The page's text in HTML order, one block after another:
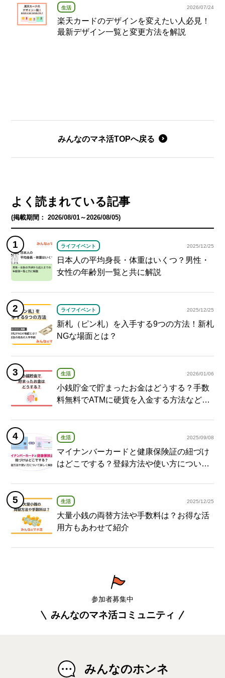
生活 2026/07/24
楽天カードのデザインを変えたい人必見！
最新デザイン一覧と変更方法を解説
みんなのマネ活TOPへ戻る
よく読まれている記事
(掲載期間： 2026/08/01～2026/08/05)
ライフイベント 2025/12/25
日本人の平均身長・体重はいくつ？男性・
女性の年齢別一覧と共に解説
ライフイベント 2025/12/25
新札（ピン札）を入手する9つの方法！新札
NGな場面とは？
生活 2026/01/06
小銭貯金で貯まったお金はどうする？手数
料無料でATMに硬貨を入金する方法など紹
生活 2025/09/08
マイナンバーカードと健康保険証の紐づけ
はどこでする？登録方法や使い方について
生活 2025/12/25
大量小銭の両替方法や手数料は？お得な活
用方もあわせて紹介
参加者募集中
みんなのマネ活コミュニティ
みんなのホンネ